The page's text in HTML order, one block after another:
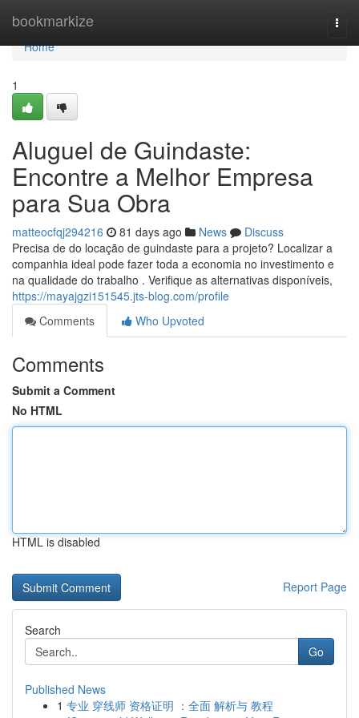
bookmarkize
Home
Home
1
Aluguel de Guindaste:
Encontre a Melhor Empresa
para Sua Obra
matteocfqj294216 81 days ago News
Discuss
Precisa de do locação de guindaste para a projeto? Localizar a
companhia ideal pode fazer toda a economia no investimento e
na qualidade do trabalho . Verifique as alternativas disponíveis,
https://mayajgzi151545.jts-blog.com/profile
Comments
Who Upvoted
Comments
Submit a Comment
No HTML
HTML is disabled
Report Page
Search
Go
Published News
1 专业 穿线师 资格证明 ：全面 解析与 教程